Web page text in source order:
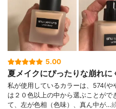
5.00
夏メイクにぴったりな崩れに
私が使用しているカラーは、574(
は２０色以上の中から選ぶことが
て、左が色相（色味）、真ん中が…